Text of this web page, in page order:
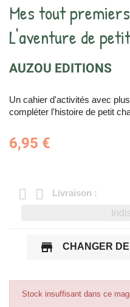
Mes tout
L'aventure de
AUZOU EDITIONS
Un cahier d'activités avec
compléter l'histoire de petit
6,95 €
Livraison :
store CHANGER
Stock insuffisant dans ce